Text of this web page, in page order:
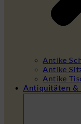
Antike
Antike
Antike
Antiquitäten &